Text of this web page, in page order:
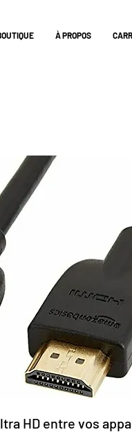
À PROPOS
HD entre vos